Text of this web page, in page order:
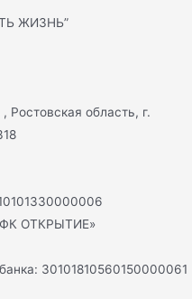
ЖИЗНЬ”
область, г.
ОТКРЫТИЕ»
30101810560150000061